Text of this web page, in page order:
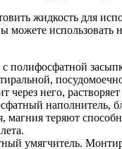
жидкость для
можете использовать
полифосфатной
через него,
наполнитель,
магния теряют
умягчитель.